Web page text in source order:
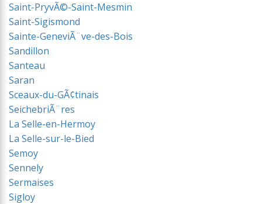
Saint-PryvÃ©-Saint-Mesmin
Saint-Sigismond
Sainte-GeneviÃ¨ve-des-Bois
Sandillon
Santeau
Saran
Sceaux-du-GÃ¢tinais
SeichebriÃ¨res
La Selle-en-Hermoy
La Selle-sur-le-Bied
Semoy
Sennely
Sermaises
Sigloy